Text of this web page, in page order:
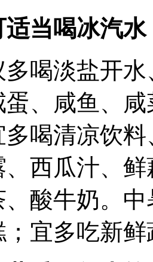
当喝冰汽水
喝淡盐开
、咸鱼、
多喝清凉饮
、西瓜汁、
酸牛奶。
宜多吃新